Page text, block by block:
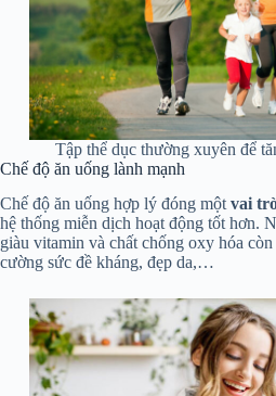
Tập thể dục thường xuyên để
Chế độ ăn uống lành mạnh
Chế độ ăn uống hợp lý đóng một vai
hệ thống miễn dịch hoạt động tốt hơn.
giàu vitamin và chất chống oxy hóa
cường sức đề kháng, đẹp da,…